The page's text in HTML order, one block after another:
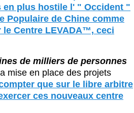
en plus hostile l' " Occident "
Populaire de Chine comme
le Centre LEVADA™, ceci
de milliers de personnes
mise en place des projets
que sur le libre arbitre
ces nouveaux centre